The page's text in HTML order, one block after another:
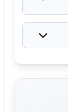
في
أو